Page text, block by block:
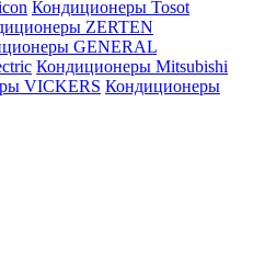
Кондиционеры Tosot
ZERTEN
GENERAL
Кондиционеры Mitsubishi
VICKERS Кондиционеры